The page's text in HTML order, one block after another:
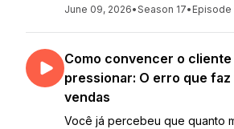
June 09, 2026•Season 17• Episode
Como convencer o cliente
pressionar: O erro que
vendas
Você já percebeu que quanto